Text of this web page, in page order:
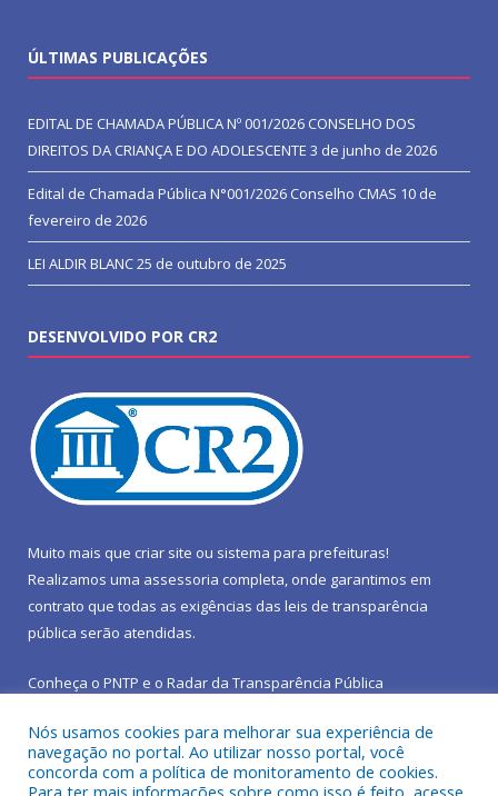
ÚLTIMAS PUBLICAÇÕES
EDITAL DE CHAMADA PÚBLICA Nº 001/2026 CONSELHO DOS
DIREITOS DA CRIANÇA E DO ADOLESCENTE 3 de junho de 2026
Edital de Chamada Pública N°001/2026 Conselho CMAS 10 de
fevereiro de 2026
LEI ALDIR BLANC25 de outubro de 2025
DESENVOLVIDO POR CR2
Muito mais que criar site ou sistema para prefeituras!
Realizamos uma assessoria completa, onde garantimos em
contrato que todas as exigências das leis de transparência
pública serão atendidas.
Conheça o PNTP e o Radar da Transparência Pública
Nós usamos cookies para melhorar sua experiência de
navegação no portal. Ao utilizar nosso portal, você
concorda com a política de monitoramento de cookies.
Para ter mais informações sobre como isso é feito, acesse